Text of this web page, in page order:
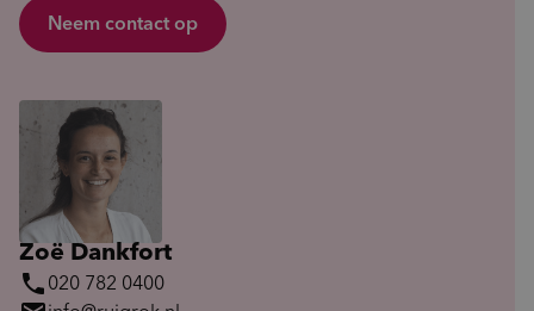
Neem contact op
Zoë Dankfort
phone 020 782 0400